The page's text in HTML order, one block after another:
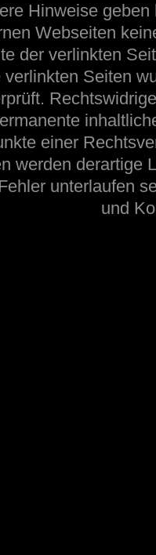
Hinweise
Webseiten
der verlinkten
Seiten
einer
werden derartige
unterlaufen
und